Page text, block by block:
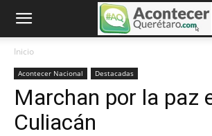
Inicio
Acontecer Nacional Destacadas
Marchan por la paz
Culiacán